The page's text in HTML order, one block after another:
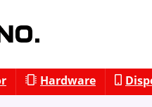
Hardware